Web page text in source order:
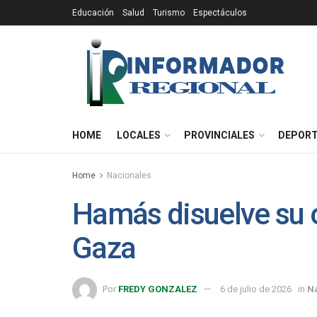
Educación Salud Turismo Espectáculos
HOME LOCALES PROVINCIALES
Home Nacionales
Hamás disuelve
Gaza
Por FREDY GONZALEZ 6 de julio de 2026 in